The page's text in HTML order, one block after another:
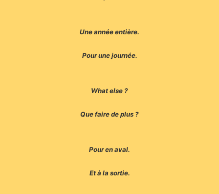
Une année entière.
Pour une journée.
What else ?
Que faire de plus ?
Pour en aval.
Et à la sortie.